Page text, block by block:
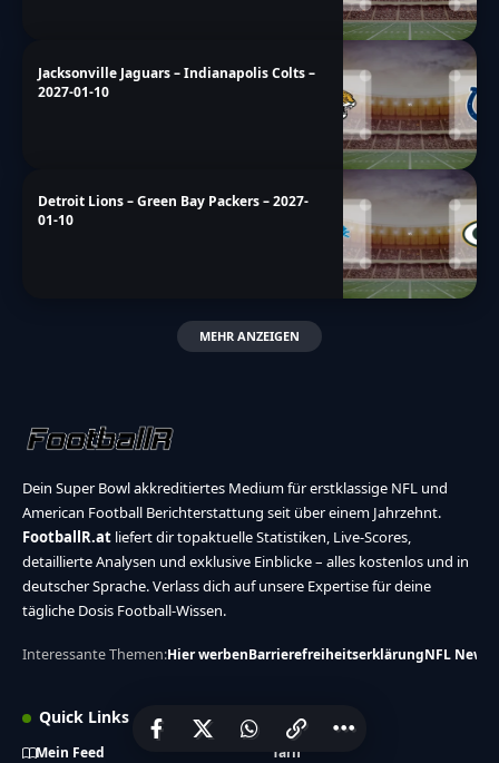
Jacksonville Jaguars – Indianapolis Colts –
2027-01-10
Detroit Lions – Green Bay Packers – 2027-
01-10
MEHR ANZEIGEN
Dein Super Bowl akkreditiertes Medium für erstklassige NFL und
American Football Berichterstattung seit über einem Jahrzehnt.
FootballR.at liefert dir topaktuelle Statistiken, Live-Scores,
detaillierte Analysen und exklusive Einblicke – alles kostenlos und in
deutscher Sprache. Verlass dich auf unsere Expertise für deine
tägliche Dosis Football-Wissen.
Interessante Themen:Hier werbenBarrierefreiheitserklärungNFL News
Quick Links
Mein Feed
Über uns
Tarif